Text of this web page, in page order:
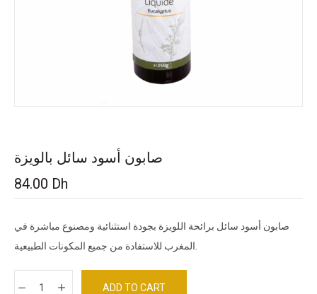
صابون أسود سائل بالويزة
84.00 Dh
صابون أسود سائل برائحة اللويزة بجودة استثنائية ومصنوع مباشرة في
ADD TO CART